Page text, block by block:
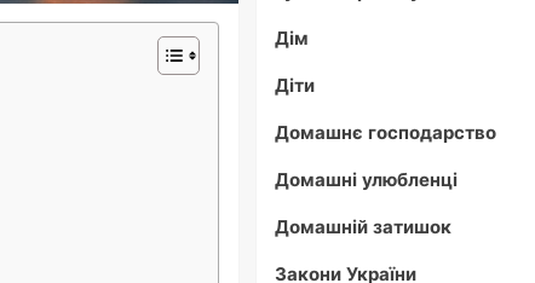
Дім
Діти
Домашнє господарство
Домашні улюбленці
Домашній затишок
Закони України